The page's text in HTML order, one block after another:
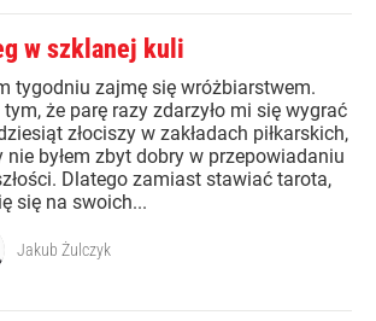
w szklanej kuli
tygodniu zajmę się wróżbiarstwem.
tym, że parę razy zdarzyło mi się wygrać
złociszy w zakładach piłkarskich,
nie byłem zbyt dobry w przepowiadaniu
Dlatego zamiast stawiać tarota,
się na swoich...
Jakub Żulczyk